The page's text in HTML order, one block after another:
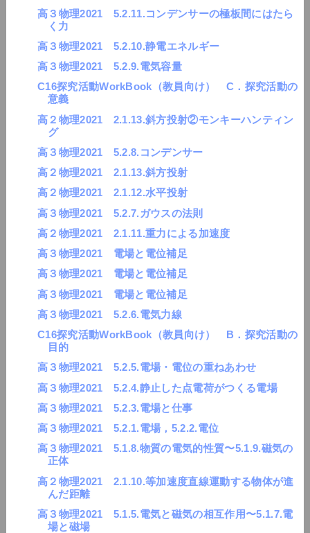
高３物理2021 5.2.11.コンデンサーの極板間にはたら
く力
高３物理2021 5.2.10.静電エネルギー
高３物理2021 5.2.9.電気容量
C16探究活動WorkBook（教員向け） C．探究活動の
意義
高２物理2021 2.1.13.斜方投射②モンキーハンティン
グ
高３物理2021 5.2.8.コンデンサー
高２物理2021 2.1.13.斜方投射
高２物理2021 2.1.12.水平投射
高３物理2021 5.2.7.ガウスの法則
高２物理2021 2.1.11.重力による加速度
高３物理2021 電場と電位補足
高３物理2021 電場と電位補足
高３物理2021 電場と電位補足
高３物理2021 5.2.6.電気力線
C16探究活動WorkBook（教員向け） B．探究活動の
目的
高３物理2021 5.2.5.電場・電位の重ねあわせ
高３物理2021 5.2.4.静止した点電荷がつくる電場
高３物理2021 5.2.3.電場と仕事
高３物理2021 5.2.1.電場，5.2.2.電位
高３物理2021 5.1.8.物質の電気的性質〜5.1.9.磁気の
正体
高２物理2021 2.1.10.等加速度直線運動する物体が進
んだ距離
高３物理2021 5.1.5.電気と磁気の相互作用〜5.1.7.電
場と磁場